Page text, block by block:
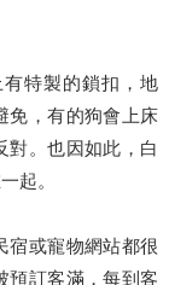
特製的鎖扣，地
免，有的狗會上床
對。也因如此，白
起。
宿或寵物網站都很
預訂客滿，每到客